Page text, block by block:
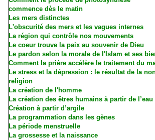
commence dès le matin
Les mers distinctes
L'obscurité des mers et les vagues internes
La région qui contrôle nos mouvements
Le coeur trouve la paix au souvenir de Dieu
Le pardon selon la morale de l'Islam et ses
Comment la prière accélère le traitement du
Le stress et la dépression : le résultat de la
religion
La création de l'homme
La création des êtres humains à partir de l’eau
Création à partir d’argile
La programmation dans les gènes
La période menstruelle
La grossesse et la naissance